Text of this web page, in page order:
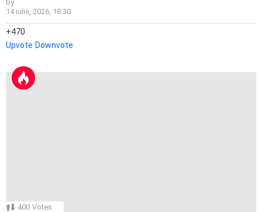
by
14 iulie, 2026, 18:30
470
Upvote Downvote
400 Votes